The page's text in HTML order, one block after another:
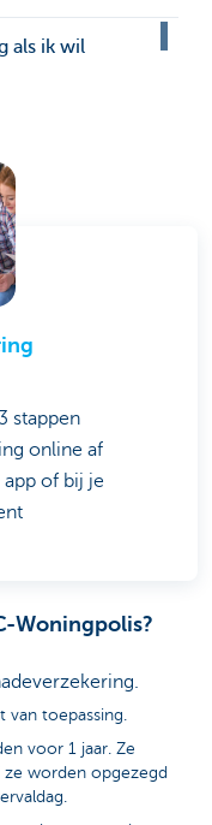
als ik wil
stappen
online af
app of bij je
Woningpolis?
toepassing.
voor 1 jaar. Ze
worden opgezegd